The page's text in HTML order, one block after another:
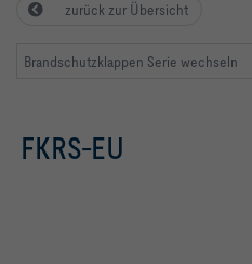
zurück zur Übersicht
Brandschutzklappen Serie wechseln
FKRS-EU